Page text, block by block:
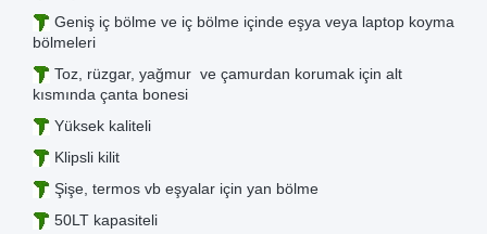
Geniş iç bölme ve iç bölme içinde eşya veya laptop koyma
bölmeleri
Toz, rüzgar, yağmur ve çamurdan korumak için alt
kısmında çanta bonesi
Yüksek kaliteli
Klipsli kilit
Şişe, termos vb eşyalar için yan bölme
50LT kapasiteli